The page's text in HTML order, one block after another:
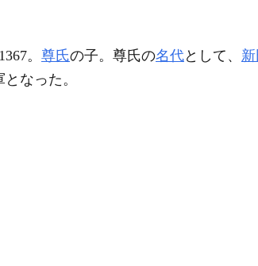
。 尊氏の子。尊氏の名代として、
なった。